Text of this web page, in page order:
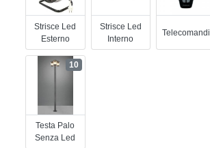
Strisce Led
Esterno
Strisce Led
Interno
Telecomandi
Testa Palo
Senza Led
10